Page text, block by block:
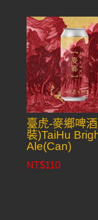
臺虎-麥鄉啤
裝)TaiHu
Ale(Can)
NT$110